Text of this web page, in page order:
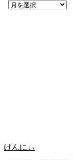
けんにぃ